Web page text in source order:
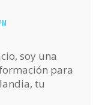
soy una
para
tu